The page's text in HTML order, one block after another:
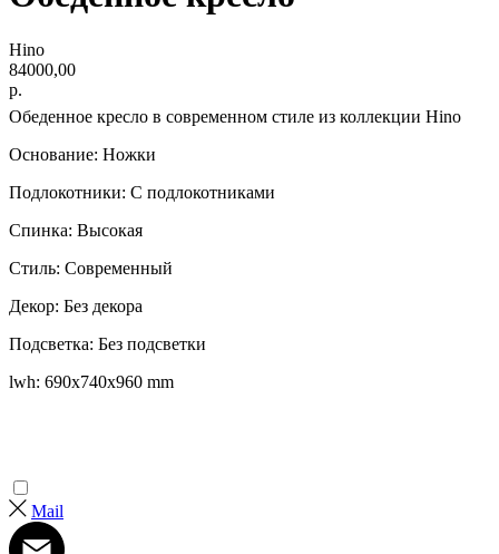
Hino
84000,00
р.
Обеденное кресло в современном стиле из коллекции Hino
Основание: Ножки
Подлокотники: С подлокотниками
Спинка: Высокая
Стиль: Современный
Декор: Без декора
Подсветка: Без подсветки
lwh: 690x740x960 mm
Mail